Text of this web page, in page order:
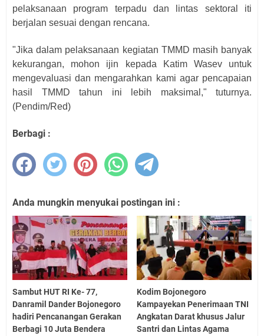
pelaksanaan program terpadu dan lintas sektoral iti
berjalan sesuai dengan rencana.
"Jika dalam pelaksanaan kegiatan TMMD masih banyak
kekurangan, mohon ijin kepada Katim Wasev untuk
mengevaluasi dan mengarahkan kami agar pencapaian
hasil TMMD tahun ini lebih maksimal," tuturnya.
(Pendim/Red)
Berbagi :
Anda mungkin menyukai postingan ini :
Sambut HUT RI Ke- 77,
Danramil Dander Bojonegoro
hadiri Pencanangan Gerakan
Berbagi 10 Juta Bendera
Kodim Bojonegoro
Kampayekan Penerimaan TNI
Angkatan Darat khusus Jalur
Santri dan Lintas Agama